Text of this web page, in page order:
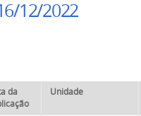
12/2022
da
Unidade